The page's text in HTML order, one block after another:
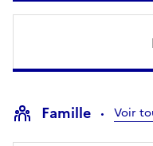
Famille Voir